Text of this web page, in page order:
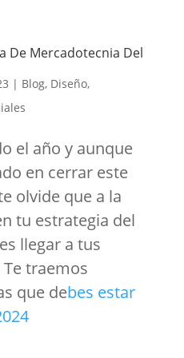
De Mercadotecnia Del
| Blog, Diseño,
el año y aunque
en cerrar este
olvide que a la
tu estrategia del
llegar a tus
traemos
que debes estar